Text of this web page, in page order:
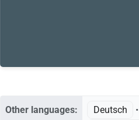
Other languages: Deutsch • ‎